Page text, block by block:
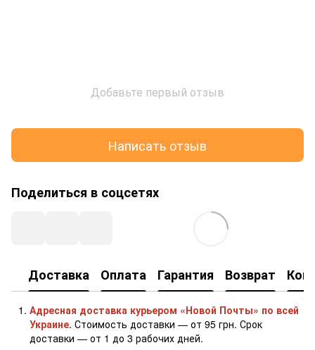
Добавьте первый отзыв
Написать отзыв
Поделиться в соцсетях
Доставка Оплата Гарантия Возврат
Адресная доставка курьером «Новой Почты» по всей
Украине. Стоимость доставки — от 95 грн. Срок
доставки — от 1 до 3 рабочих дней.